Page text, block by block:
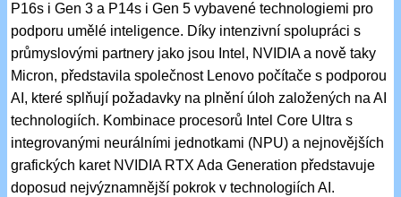
P16s i Gen 3 a P14s i Gen 5 vybavené technologiemi pro
podporu umělé inteligence. Díky intenzivní spolupráci s
průmyslovými partnery jako jsou Intel, NVIDIA a nově taky
Micron, představila společnost Lenovo počítače s podporou
AI, které splňují požadavky na plnění úloh založených na AI
technologiích. Kombinace procesorů Intel Core Ultra s
integrovanými neurálními jednotkami (NPU) a nejnovějších
grafických karet NVIDIA RTX Ada Generation představuje
doposud nejvýznamnější pokrok v technologiích AI.